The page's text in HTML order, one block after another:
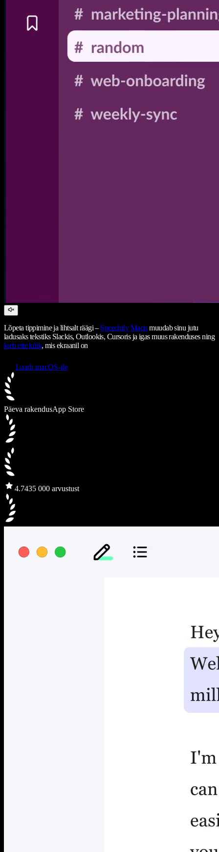
Lõpeta tippimine ja lihtsalt räägi – Speechify Macismuudab sinu jutu
ladusaks tekstiks Slackis, Outlookis, Cursoris ja igas muus rakenduses ning
loeb ette kõik, mis ekraanil on
Laadi macOS-ile
Päeva rakendusApp Store
4.7435 000 arvustust